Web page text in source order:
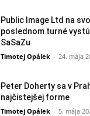
Public Image Ltd na
poslednom turné
SaSaZu
Timotej Opálek - 24. mája
Peter Doherty sa v
najčistejšej forme
Timotej Opálek - 5. mája